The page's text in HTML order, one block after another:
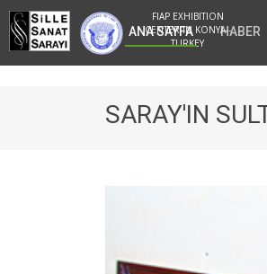
FIAP EXHIBITION
CENTER IN KONYA -
TURKEY
ANA SAYFA HABER
SARAY'IN